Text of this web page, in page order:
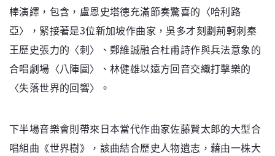
棒演繹，包含，盧恩史塔德充滿節奏驚喜的〈哈利路
亞〉，緊接著是3位新加坡作曲家，吳多才刻劃荊軻刺秦
王歷史張力的〈刺〉、鄭維誠融合杜甫詩作與兵法意象的
合唱劇場〈八陣圖〉、林健雄以遠方回音交織打擊樂的
〈失落世界的回響〉。
下半場音樂會則帶來日本當代作曲家佐藤賢太郎的大型合
唱組曲《世界樹》，該曲結合歷史人物遺志，藉由一株大